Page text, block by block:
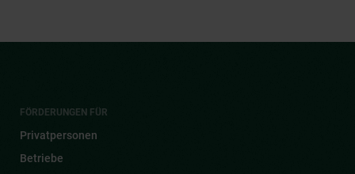
FÖRDERUNGEN FÜR
Privatpersonen
Betriebe